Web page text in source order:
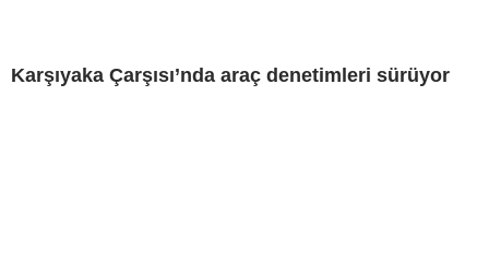
Karşıyaka Çarşısı’nda araç denetimleri sürüyor